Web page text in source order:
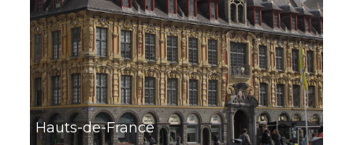
Appartement Oregon
1 chambre - 4
personnes - 40 m²
À partir de319.20 €/ 7
nuits
Découvrir ce
locatif
Hauts-de-France